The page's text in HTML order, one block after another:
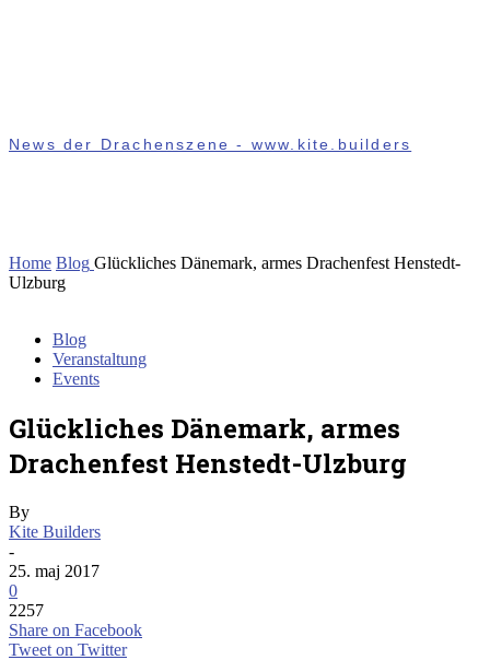
News der Drachenszene - www.kite.builders
Home Blog Glückliches Dänemark, armes Drachenfest Henstedt-
Ulzburg
Blog
Veranstaltung
Events
Glückliches Dänemark, armes
Drachenfest Henstedt-Ulzburg
By
Kite Builders
-
25. maj 2017
0
2257
Share on Facebook
Tweet on Twitter